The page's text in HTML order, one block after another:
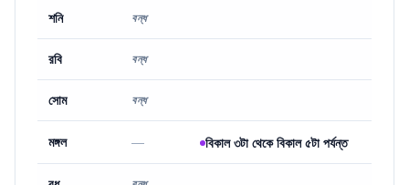
শনি বন্ধ
রবি বন্ধ
সোম বন্ধ
মঙ্গল — বিকাল ৩টা থেকে বিকাল ৫টা পর্যন্ত